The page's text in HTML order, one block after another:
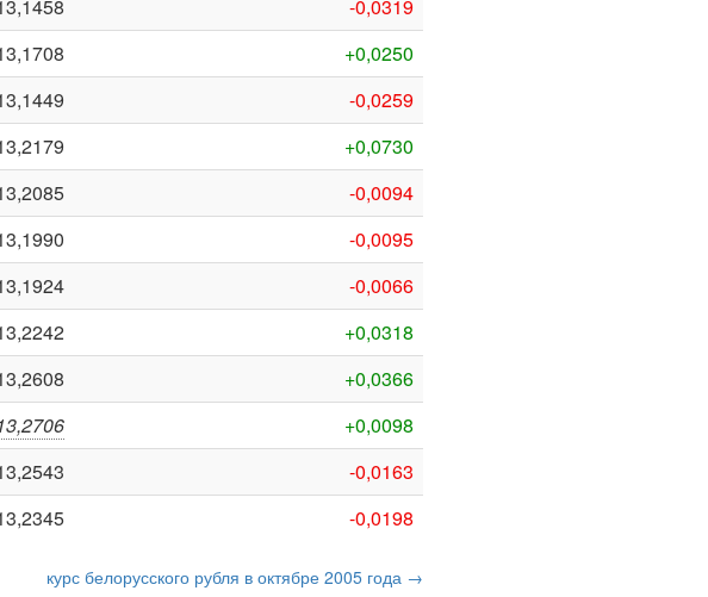
-0,0319
+0,0250
-0,0259
+0,0730
-0,0094
-0,0095
-0,0066
+0,0318
+0,0366
+0,0098
-0,0163
-0,0198
курс белорусского рубля в октябре 2005 года →